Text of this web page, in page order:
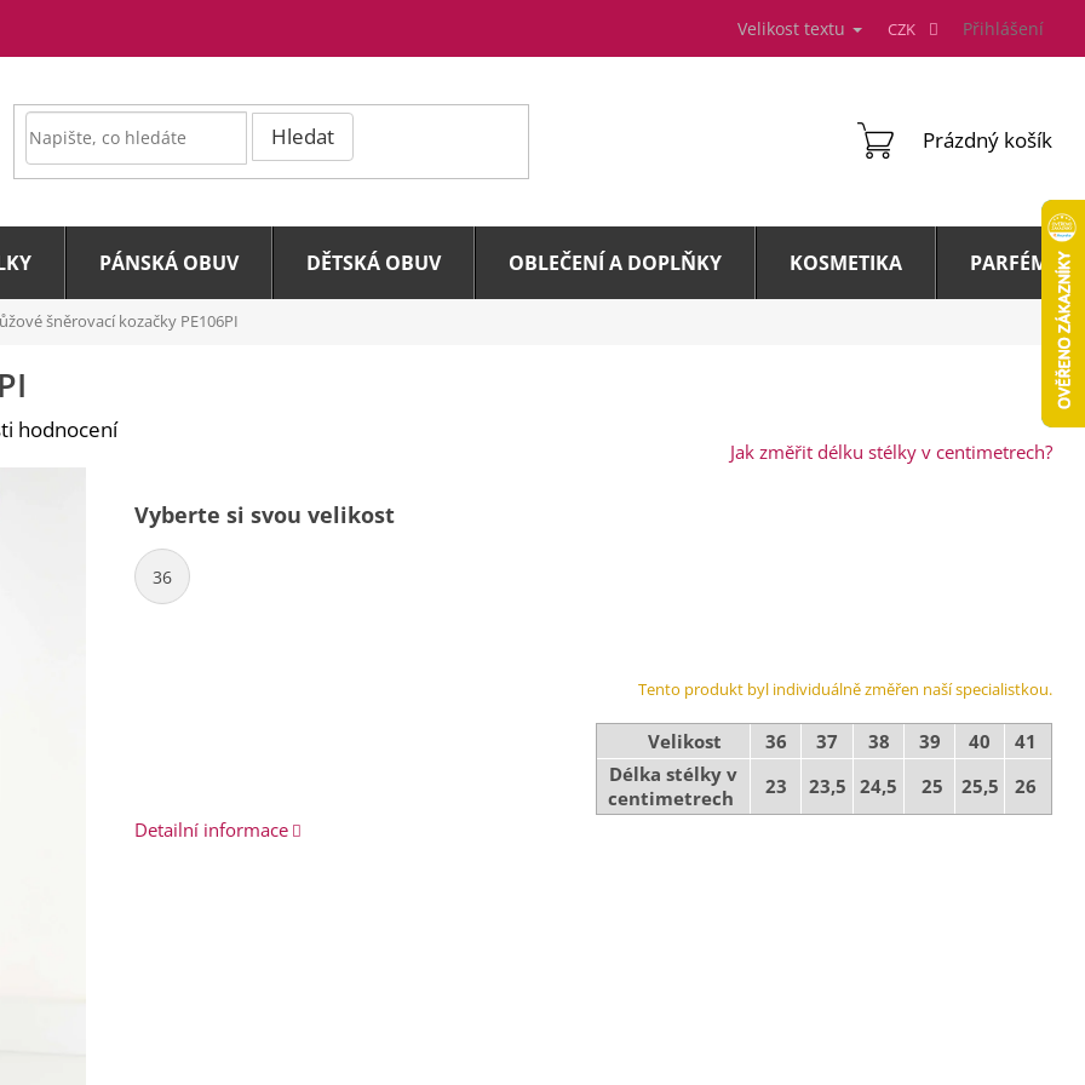
Velikost textu CZK Přihlášení
Hledat
NÁKUPNÍ
Prázdný košík
PÁNSKÁ OBUV DĚTSKÁ OBUV OBLEČENÍ A DOPLŇKY KOSMETIKA PARFÉMY A
šněrovací kozačky PE106PI
hodnocení
Jak změřit délku stélky v centimetrech?
Vyberte si svou velikost
36
Tento produkt byl individuálně změřen naší specialistkou.
Velikost 36 37 38 39 40
41
Délka stélky v
centimetrech
23 23,5 24,5 25 25,5
26
Detailní informace